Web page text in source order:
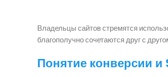
Владельцы сайтов стремятся
благополучно сочетаются друг с
Понятие конверсии и